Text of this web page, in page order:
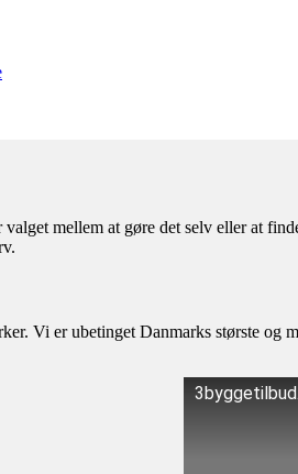
mellem at gøre det selv eller at
Vi er ubetinget Danmarks største og